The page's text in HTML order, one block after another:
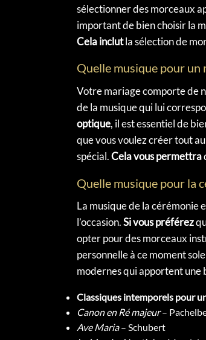
sélectionner des morceaux
important de bien choisir la
Cela inclutla sélection de
Quelle musique pour un
Votre mariage comporte de
de la musique qui lui
optique, il est essentiel de
que vous voulez créer tout
spécial.Cela vous permettra
Quelle musique pour la
La musique de la cérémonie
l’occasion.Si vous préférez
opter pour des morceaux
personnelle à ce moment
modernes qui apportent une
Classiques intemporels pour
Canon en Ré majeur–
Ave Maria– Schubert